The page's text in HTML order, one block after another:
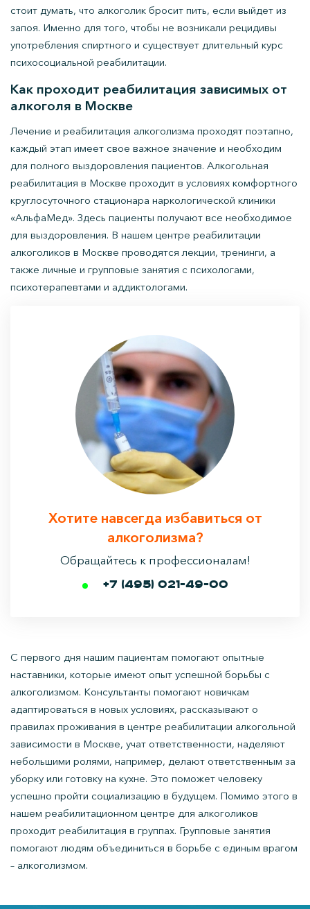
стоит думать, что алкоголик бросит пить, если выйдет из
запоя. Именно для того, чтобы не возникали рецидивы
употребления спиртного и существует длительный курс
психосоциальной реабилитации.
Как проходит реабилитация зависимых от
алкоголя в Москве
Лечение и реабилитация алкоголизма проходят поэтапно,
каждый этап имеет свое важное значение и необходим
для полного выздоровления пациентов. Алкогольная
реабилитация в Москве проходит в условиях комфортного
круглосуточного стационара наркологической клиники
«АльфаМед». Здесь пациенты получают все необходимое
для выздоровления. В нашем центре реабилитации
алкоголиков в Москве проводятся лекции, тренинги, а
также личные и групповые занятия с психологами,
психотерапевтами и аддиктологами.
Хотите навсегда избавиться от
алкоголизма?
Обращайтесь к профессионалам!
+7 (495) 021-49-00
С первого дня нашим пациентам помогают опытные
наставники, которые имеют опыт успешной борьбы с
алкоголизмом. Консультанты помогают новичкам
адаптироваться в новых условиях, рассказывают о
правилах проживания в центре реабилитации алкогольной
зависимости в Москве, учат ответственности, наделяют
небольшими ролями, например, делают ответственным за
уборку или готовку на кухне. Это поможет человеку
успешно пройти социализацию в будущем. Помимо этого в
нашем реабилитационном центре для алкоголиков
проходит реабилитация в группах. Групповые занятия
помогают людям объединиться в борьбе с единым врагом
– алкоголизмом.